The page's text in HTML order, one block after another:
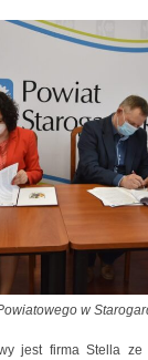
w
jest firma Stella ze